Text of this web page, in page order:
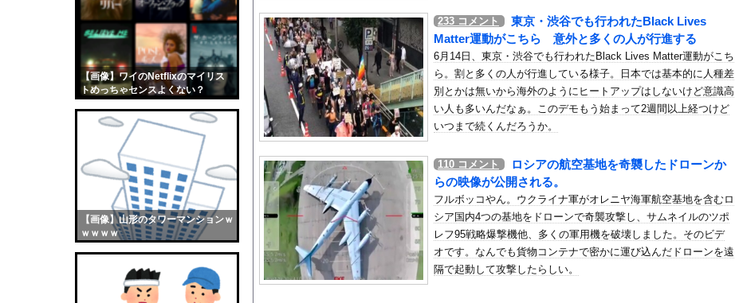
【画像】ワイのNetflixのマイリス
トめっちゃセンスよくない？
【画像】山形のタワーマンションｗ
ｗｗｗｗ
外国人「2026年バロンドールは誰が受賞すべき?」エンバペ、今季無冠でも初受賞か!?...
任天堂「今期中にSwitch2ソフトを6000万本売る（現在946万本達成）」
【乞食速報】メキシコ麻薬カルテルのリーダーの情報提供で39億円！お前ら急げ！
【画像】おまえらくんの机がこの女の子の椅子にされてたらｗｗｗ
【画像】この女優さん、可愛すぎる
【朗報】齋藤飛鳥、前屈みで完全に見えてる動画が拡散されてしまう…
海外「日本よ、お前がナンバーワンだ」 熊本地震直後の日本の対応のスピードに世界が衝撃
勇気を出して白人美女にチン凸したアジア人短小男
、爆笑されてしまうｗｗｗ
10年もの間浮気してた嫁。まさかと思い長男のDNA鑑定をするがいいな？と問うと、元嫁...
ウクライナ侵攻以降、ロシア軍兵士のHIV感染が2000％急増…ウクライナメディア！
【配信者】「金バエ」のSNS更新が1週間途絶え、様々な憶測が飛び交う。1週間ぶりの投...
【画像】女の子「危機管理フォーーーーム！！！」
233 コメント
東京・渋谷でも行われたBlack Lives
Matter運動がこちら 意外と多くの人が行進する
6月14日、東京・渋谷でも行われたBlack Lives Matter運動がこち
ら。割と多くの人が行進している様子。日本では基本的に人種差
別とかは無いから海外のようにヒートアップはしないけど意識高
い人も多いんだなぁ。このデモもう始まって2週間以上経つけど
いつまで続くんだろうか。
110 コメント
ロシアの航空基地を奇襲したドローンか
らの映像が公開される。
フルボッコやん。ウクライナ軍がオレニヤ海軍航空基地を含むロ
シア国内4つの基地をドローンで奇襲攻撃し、サムネイルのツポ
レフ95戦略爆撃機他、多くの軍用機を破壊しました。そのビデ
オです。なんでも貨物コンテナで密かに運び込んだドローンを遠
隔で起動して攻撃したらしい。